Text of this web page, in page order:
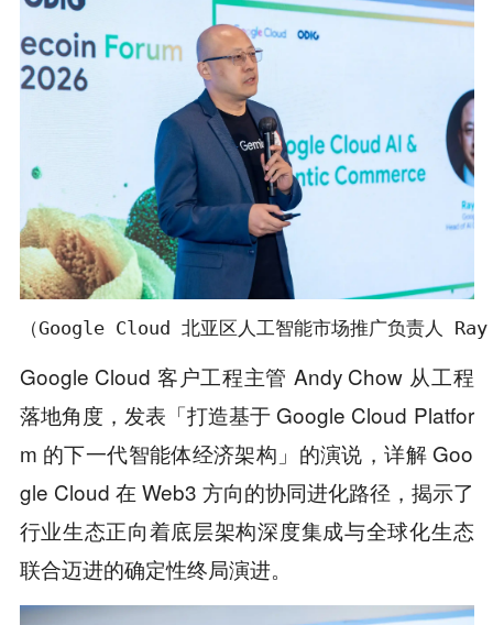
（Google Cloud 北亚区人工智能市场推广负责人
Google Cloud 客户工程主管 Andy Chow 从工程
落地角度，发表「打造基于 Google Cloud Platfor
m 的下一代智能体经济架构」的演说，详解 Goo
gle Cloud 在 Web3 方向的协同进化路径，揭示了
行业生态正向着底层架构深度集成与全球化生态
联合迈进的确定性终局演进。